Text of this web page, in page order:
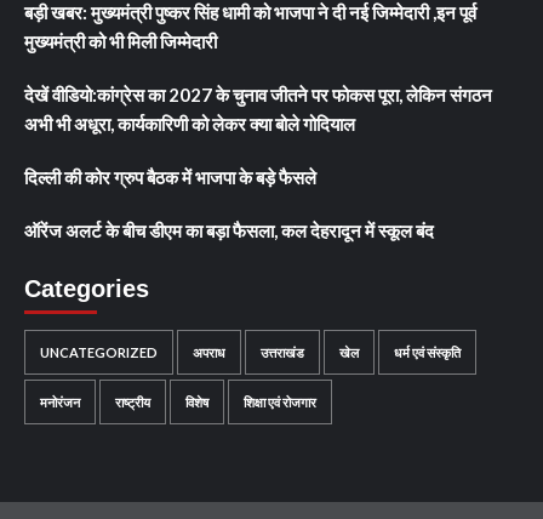
बड़ी खबर: मुख्यमंत्री पुष्कर सिंह धामी को भाजपा ने दी नई जिम्मेदारी ,इन पूर्व
मुख्यमंत्री को भी मिली जिम्मेदारी
देखें वीडियो:कांग्रेस का 2027 के चुनाव जीतने पर फोकस पूरा, लेकिन संगठन
अभी भी अधूरा, कार्यकारिणी को लेकर क्या बोले गोदियाल
दिल्ली की कोर ग्रुप बैठक में भाजपा के बड़े फैसले
ऑरेंज अलर्ट के बीच डीएम का बड़ा फैसला, कल देहरादून में स्कूल बंद
Categories
UNCATEGORIZED अपराध उत्तराखंड खेल धर्म एवं संस्कृति
मनोरंजन राष्ट्रीय विशेष शिक्षा एवं रोजगार